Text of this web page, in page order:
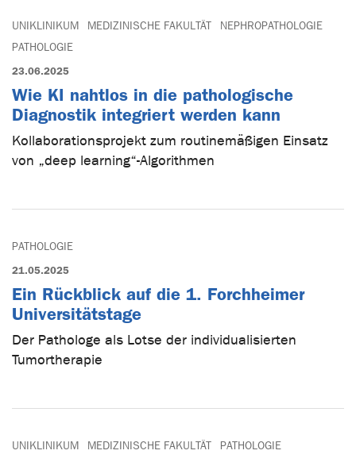
UNIKLINIKUM MEDIZINISCHE FAKULTÄT
NEPHROPATHOLOGIE
PATHOLOGIE
23.06.2025
Wie KI nahtlos in die pathologische
Diagnostik integriert werden kann
Kollaborationsprojekt zum routinemäßigen Einsatz
von „deep learning“-Algorithmen
PATHOLOGIE
21.05.2025
Ein Rückblick auf die 1. Forchheimer
Universitätstage
Der Pathologe als Lotse der individualisierten
Tumortherapie
UNIKLINIKUM MEDIZINISCHE FAKULTÄT PATHOLOGIE